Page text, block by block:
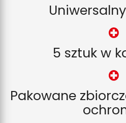
5 sztuk w
Pakowane